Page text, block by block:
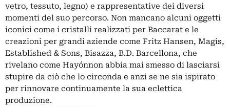
vetro, tessuto, legno) e rappresentative dei diversi
momenti del suo percorso. Non mancano alcuni oggetti
iconici come i cristalli realizzati per Baccarat e le
creazioni per grandi aziende come Fritz Hansen, Magis,
Established & Sons, Bisazza, B.D. Barcellona, che
rivelano come Hayónnon abbia mai smesso di lasciarsi
stupire da ciò che lo circonda e anzi se ne sia ispirato
per rinnovare continuamente la sua eclettica
produzione.